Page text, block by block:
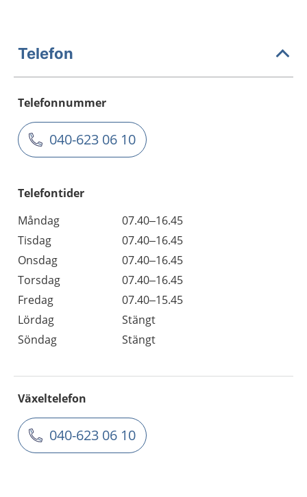
Telefon
Telefonnummer
040-623 06 10
Telefontider
Måndag
07.40–16.45
Tisdag
07.40–16.45
Onsdag
07.40–16.45
Torsdag
07.40–16.45
Fredag
07.40–15.45
Lördag
Stängt
Söndag
Stängt
Växeltelefon
040-623 06 10